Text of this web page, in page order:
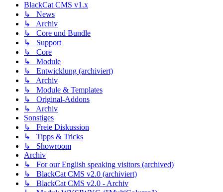
BlackCat CMS v1.x
↳ News
↳ Archiv
↳ Core und Bundle
↳ Support
↳ Core
↳ Module
↳ Entwicklung (archiviert)
↳ Archiv
↳ Module & Templates
↳ Original-Addons
↳ Archiv
Sonstiges
↳ Freie Diskussion
↳ Tipps & Tricks
↳ Showroom
Archiv
↳ For our English speaking visitors (archived)
↳ BlackCat CMS v2.0 (archiviert)
↳ BlackCat CMS v2.0 - Archiv